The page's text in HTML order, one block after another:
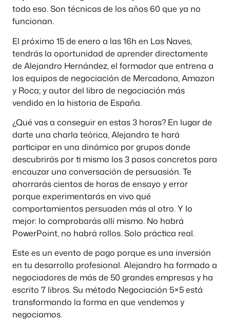
todo eso. Son técnicas de los años 60 que ya no
funcionan.
El próximo 15 de enero a las 16h en Las Naves,
tendrás la oportunidad de aprender directamente
de Alejandro Hernández, el formador que entrena a
los equipos de negociación de Mercadona, Amazon
y Roca; y autor del libro de negociación más
vendido en la historia de España.
¿Qué vas a conseguir en estas 3 horas? En lugar de
darte una charla teórica, Alejandro te hará
participar en una dinámica por grupos donde
descubrirás por ti mismo los 3 pasos concretos para
encauzar una conversación de persuasión. Te
ahorrarás cientos de horas de ensayo y error
porque experimentarás en vivo qué
comportamientos persuaden más al otro. Y lo
mejor: lo comprobarás allí mismo. No habrá
PowerPoint, no habrá rollos. Solo práctica real.
Este es un evento de pago porque es una inversión
en tu desarrollo profesional. Alejandro ha formado a
negociadores de más de 50 grandes empresas y ha
escrito 7 libros. Su método Negociación 5×5 está
transformando la forma en que vendemos y
negociamos.